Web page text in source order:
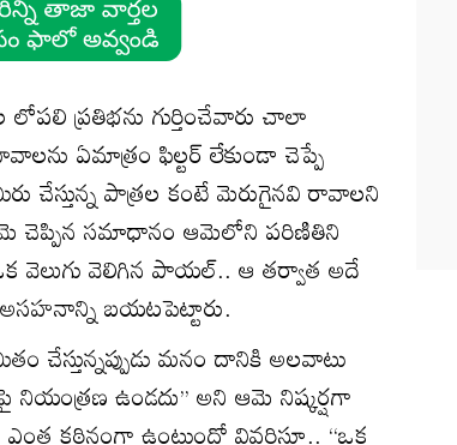
ప్రతిభను గుర్తించేవారు చాలా
ఏమాత్రం ఫిల్టర్‌ లేకుండా చెప్పే
పాత్రల కంటే మెరుగైనవి రావాలని
ఆమె చెప్పిన సమాధానం ఆమెలోని పరిణితిని
వెలుగు వెలిగిన పాయల్‌.. ఆ తర్వాత అదే
బయటపెట్టారు.
చేస్తున్నప్పుడు మనం దానికి అలవాటు
ఉండదు’’ అని ఆమె నిష్కర్షగా
కఠినంగా ఉంటుందో వివరిస్తూ.. ‘‘ఒక